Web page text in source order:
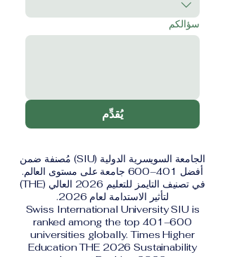
سؤالكم
يُقدِّم
الجامعة السويسرية الدولية (SIU) مُصنفة ضمن
أفضل 401–600 جامعة على مستوى العالم.
في تصنيف التايمز للتعليم 2026 العالي (THE)
لتأثير الاستدامة لعام 2026.
Swiss International University SIU is
ranked among the top 401–600
universities globally. Times Higher
Education THE 2026 Sustainability